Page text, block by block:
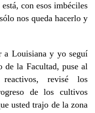
con esos imbéciles
nos queda hacerlo y
a Louisiana y yo seguí
de la Facultad, puse al
revisé los
de los cultivos
usted trajo de la zona